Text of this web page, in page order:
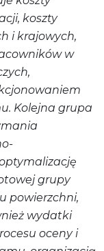
koszty
i krajowych,
w
Kolejna grupa
grupy
powierzchni,
wydatki
oceny i